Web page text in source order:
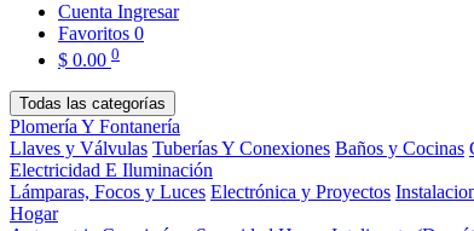
Cuenta Ingresar
Favoritos 0
$ 0.00 0
Todas las categorías
Plomería Y Fontanería
Llaves y Válvulas Tuberías Y Conexiones Baños y Cocinas
Electricidad E Iluminación
Lámparas, Focos y Luces Electrónica y Proyectos
Hogar